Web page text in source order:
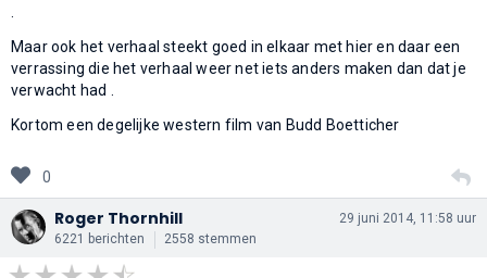
Maar ook het verhaal steekt goed in elkaar met hier en daar een
verrassing die het verhaal weer net iets anders maken dan dat je
verwacht had .
Kortom een degelijke western film van Budd Boetticher
0
Roger Thornhill
6221 berichten 2558 stemmen
29 juni 2014, 11:58 uur